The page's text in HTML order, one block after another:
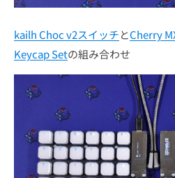
kailh Choc v2スイッチとCherry
Keycap Setの組み合わせ